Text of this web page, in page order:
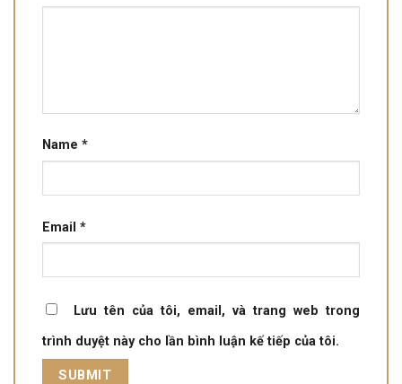
Name *
Email *
Lưu tên của tôi, email, và trang web trong
trình duyệt này cho lần bình luận kế tiếp của tôi.